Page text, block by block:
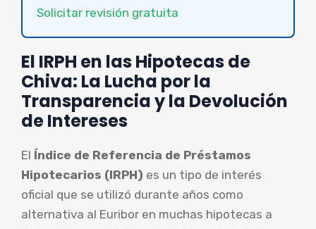
Solicitar revisión gratuita
El IRPH en las Hipotecas de
Chiva: La Lucha por la
Transparencia y la Devolución
de Intereses
El Índice de Referencia de Préstamos
Hipotecarios (IRPH) es un tipo de interés
oficial que se utilizó durante años como
alternativa al Euribor en muchas hipotecas a